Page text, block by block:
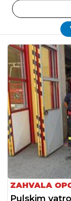
ZAHVALA
Pulskim